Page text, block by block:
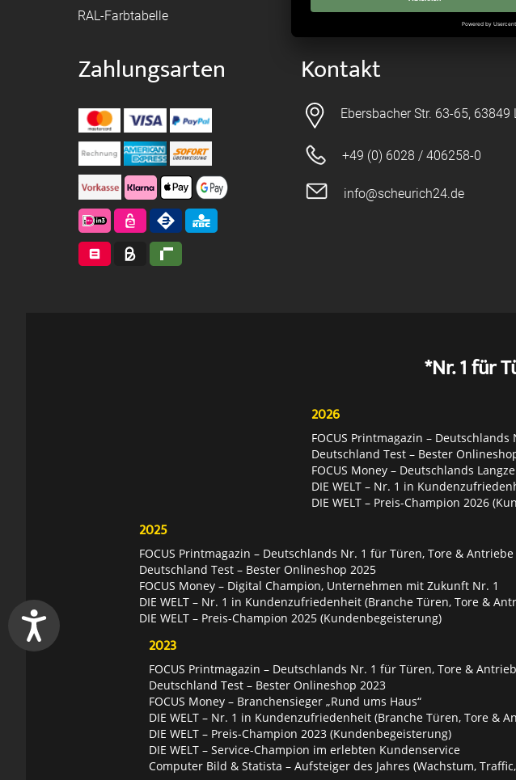
RAL-Farbtabelle
Zahlungsarten Kontakt
Ebersbacher Str. 63-65, 63849
+49 (0) 6028 / 406258-0
info@scheurich24.de
*Nr. 1 für
2026
FOCUS Printmagazin –
Deutschland Test – Bester
FOCUS Money – Deutschlands
DIE WELT – Nr. 1 in
DIE WELT – Preis-Champion 2026
2025
FOCUS Printmagazin – Deutschlands Nr. 1 für Türen, Tore & Antriebe
Deutschland Test – Bester Onlineshop 2025
FOCUS Money – Digital Champion, Unternehmen mit Zukunft Nr. 1
DIE WELT – Nr. 1 in Kundenzufriedenheit (Branche Türen, Tore &
DIE WELT – Preis-Champion 2025 (Kundenbegeisterung)
2023
FOCUS Printmagazin – Deutschlands Nr. 1 für Türen, Tore &
Deutschland Test – Bester Onlineshop 2023
FOCUS Money – Branchensieger „Rund ums Haus“
DIE WELT – Nr. 1 in Kundenzufriedenheit (Branche Türen, Tore &
DIE WELT – Preis-Champion 2023 (Kundenbegeisterung)
DIE WELT – Service-Champion im erlebten Kundenservice
Computer Bild & Statista – Aufsteiger des Jahres (Wachstum,